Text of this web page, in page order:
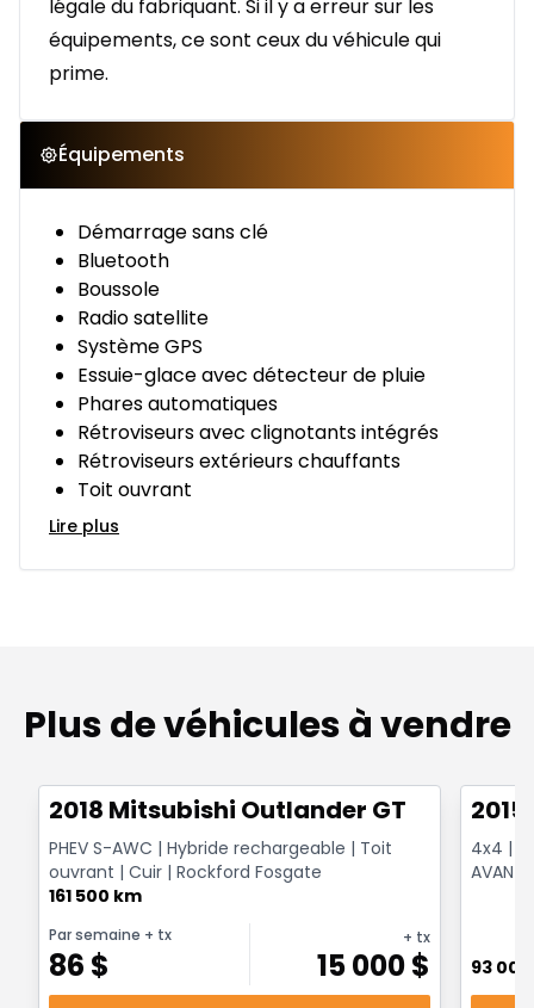
légale du fabriquant. Si il y a erreur sur les
équipements, ce sont ceux du véhicule qui
prime.
Équipements
Démarrage sans clé
Bluetooth
Boussole
Radio satellite
Système GPS
Essuie-glace avec détecteur de pluie
Phares automatiques
Rétroviseurs avec clignotants intégrés
Rétroviseurs extérieurs chauffants
Toit ouvrant
Lire plus
Plus de véhicules à vendre
2018 Mitsubishi Outlander GT
PHEV S-AWC | Hybride rechargeable | Toit
ouvrant | Cuir | Rockford Fosgate
161 500 km
Par semaine + tx
86 $
+ tx
15 000$
4x4 |
AVANT
93